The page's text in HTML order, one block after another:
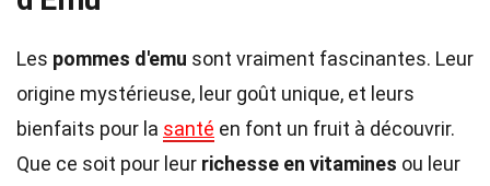
Les pommes d'emu sont vraiment fascinantes. Leur
origine mystérieuse, leur goût unique, et leurs
bienfaits pour la santé en font un fruit à découvrir.
Que ce soit pour leur richesse en vitamines ou leur